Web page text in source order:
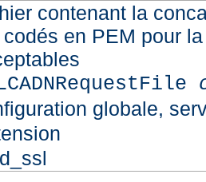
contenant la
codés en PEM pour
globale,